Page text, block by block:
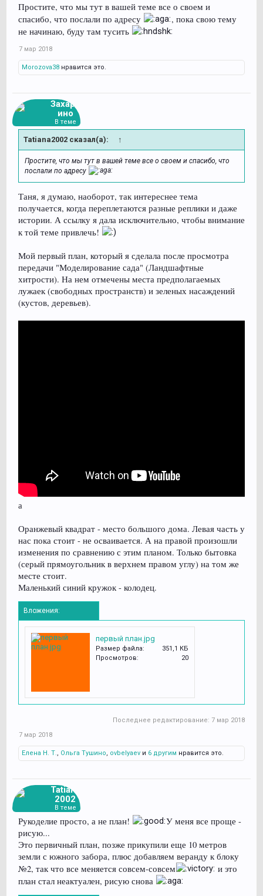
Простите, что мы тут в вашей теме все о своем и
спасибо, что послали по адресу
, пока свою тему
не начинаю, буду там тусить
7 мар 2018
Morozova38 нравится это.
Захарь
ино
В теме
Tatiana2002 сказал(а): ↑
Простите, что мы тут в вашей теме все о своем и спасибо, что
послали по адресу
Таня, я думаю, наоборот, так интереснее тема
получается, когда переплетаются разные реплики и даже
истории. А ссылку я дала исключительно, чтобы внимание
к той теме привлечь!
Мой первый план, который я сделала после просмотра
передачи "Моделирование сада" (Ландшафтные
хитрости). На нем отмечены места предполагаемых
лужаек (свободных пространств) и зеленых насаждений
(кустов, деревьев).
а
Оранжевый квадрат - место большого дома. Левая часть у
нас пока стоит - не осваивается. А на правой произошли
изменения по сравнению с этим планом. Только бытовка
(серый прямоугольник в верхнем правом углу) на том же
месте стоит.
Маленький синий кружок - колодец.
Вложения:
первый план.jpg
Размер файла:
351,1 КБ
Просмотров:
20
Последнее редактирование: 7 мар 2018
7 мар 2018
Елена Н. Т., Ольга Тушино, ovbelyaev и 6 другим нравится это.
Tatiana
2002
В теме
Рукоделие просто, а не план!
У меня все проще -
рисую...
Это первичный план, позже прикупили еще 10 метров
земли с южного забора, плюс добавляем веранду к блоку
№2, так что все меняется совсем-совсем
и это
план стал неактуален, рисую снова